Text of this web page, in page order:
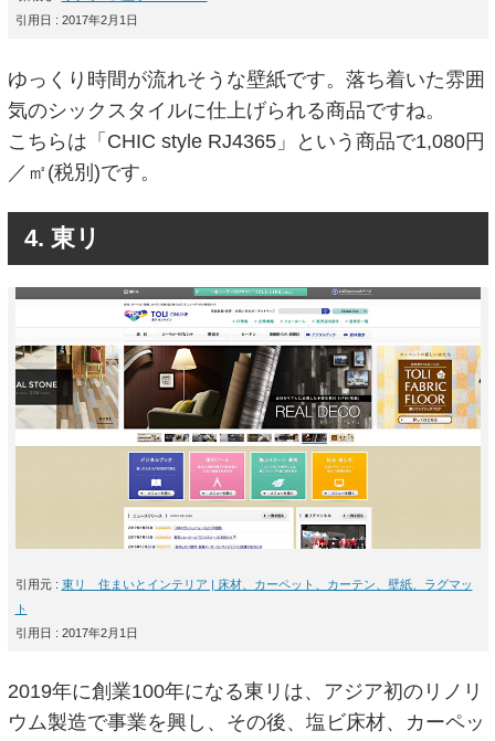
引用日 : 2017年2月1日
ゆっくり時間が流れそうな壁紙です。落ち着いた雰囲
気のシックスタイルに仕上げられる商品ですね。
こちらは「CHIC style RJ4365」という商品で1,080円
／㎡(税別)です。
4. 東リ
引用元 : 東リ 住まいとインテリア | 床材、カーペット、カーテン、壁紙、ラグマッ
ト
引用日 : 2017年2月1日
2019年に創業100年になる東リは、アジア初のリノリ
ウム製造で事業を興し、その後、塩ビ床材、カーペッ